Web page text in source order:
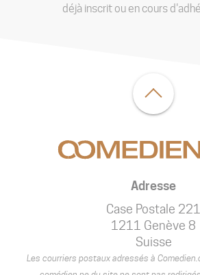
déjà inscrit ou en cours
Adresse
Case Postale 221
1211 Genève 8
Suisse
Les courriers postaux adressés à